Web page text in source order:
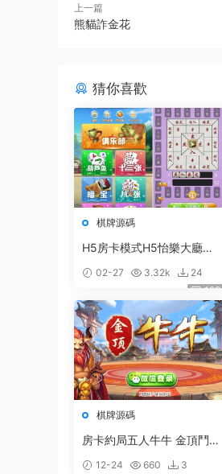
上一篇
熊貓詐金花
猜你喜歡
棋牌源碼
H5房卡模式H5怡樂大廳
_炸金花房卡遊戲
02-27 3.32k
24
128
棋牌源碼
房卡約局五人牛牛 金頂鬥牛
12-24 660 3